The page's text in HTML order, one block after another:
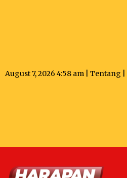
August 7, 2026 4:58 am | Tentang